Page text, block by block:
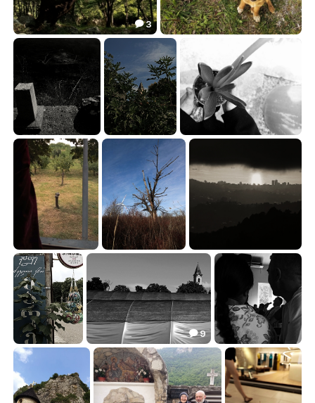
~~~
 3
~~~

~~~
9.33
~~~ ~~~
червяк Джим
9.23
~~~ ***
13.82
***

улитки, ежики, цобакено
14.24
 9
***
9.18